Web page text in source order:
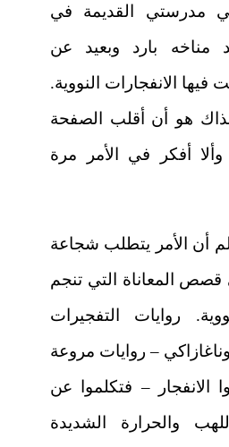
مدرستي القديمة في
مناخه بارد وبعيد عن
فيها الانفجارات النووية.
هو أن أقلب الصفحة
أفكر في الأمر مرة
أن الأمر يتطلب شجاعة
قصص المعاناة التي تنجم
روايات التفجيرات
– روايات مروعة
الانفجار – فتكلموا عن
والحرارة الشديدة